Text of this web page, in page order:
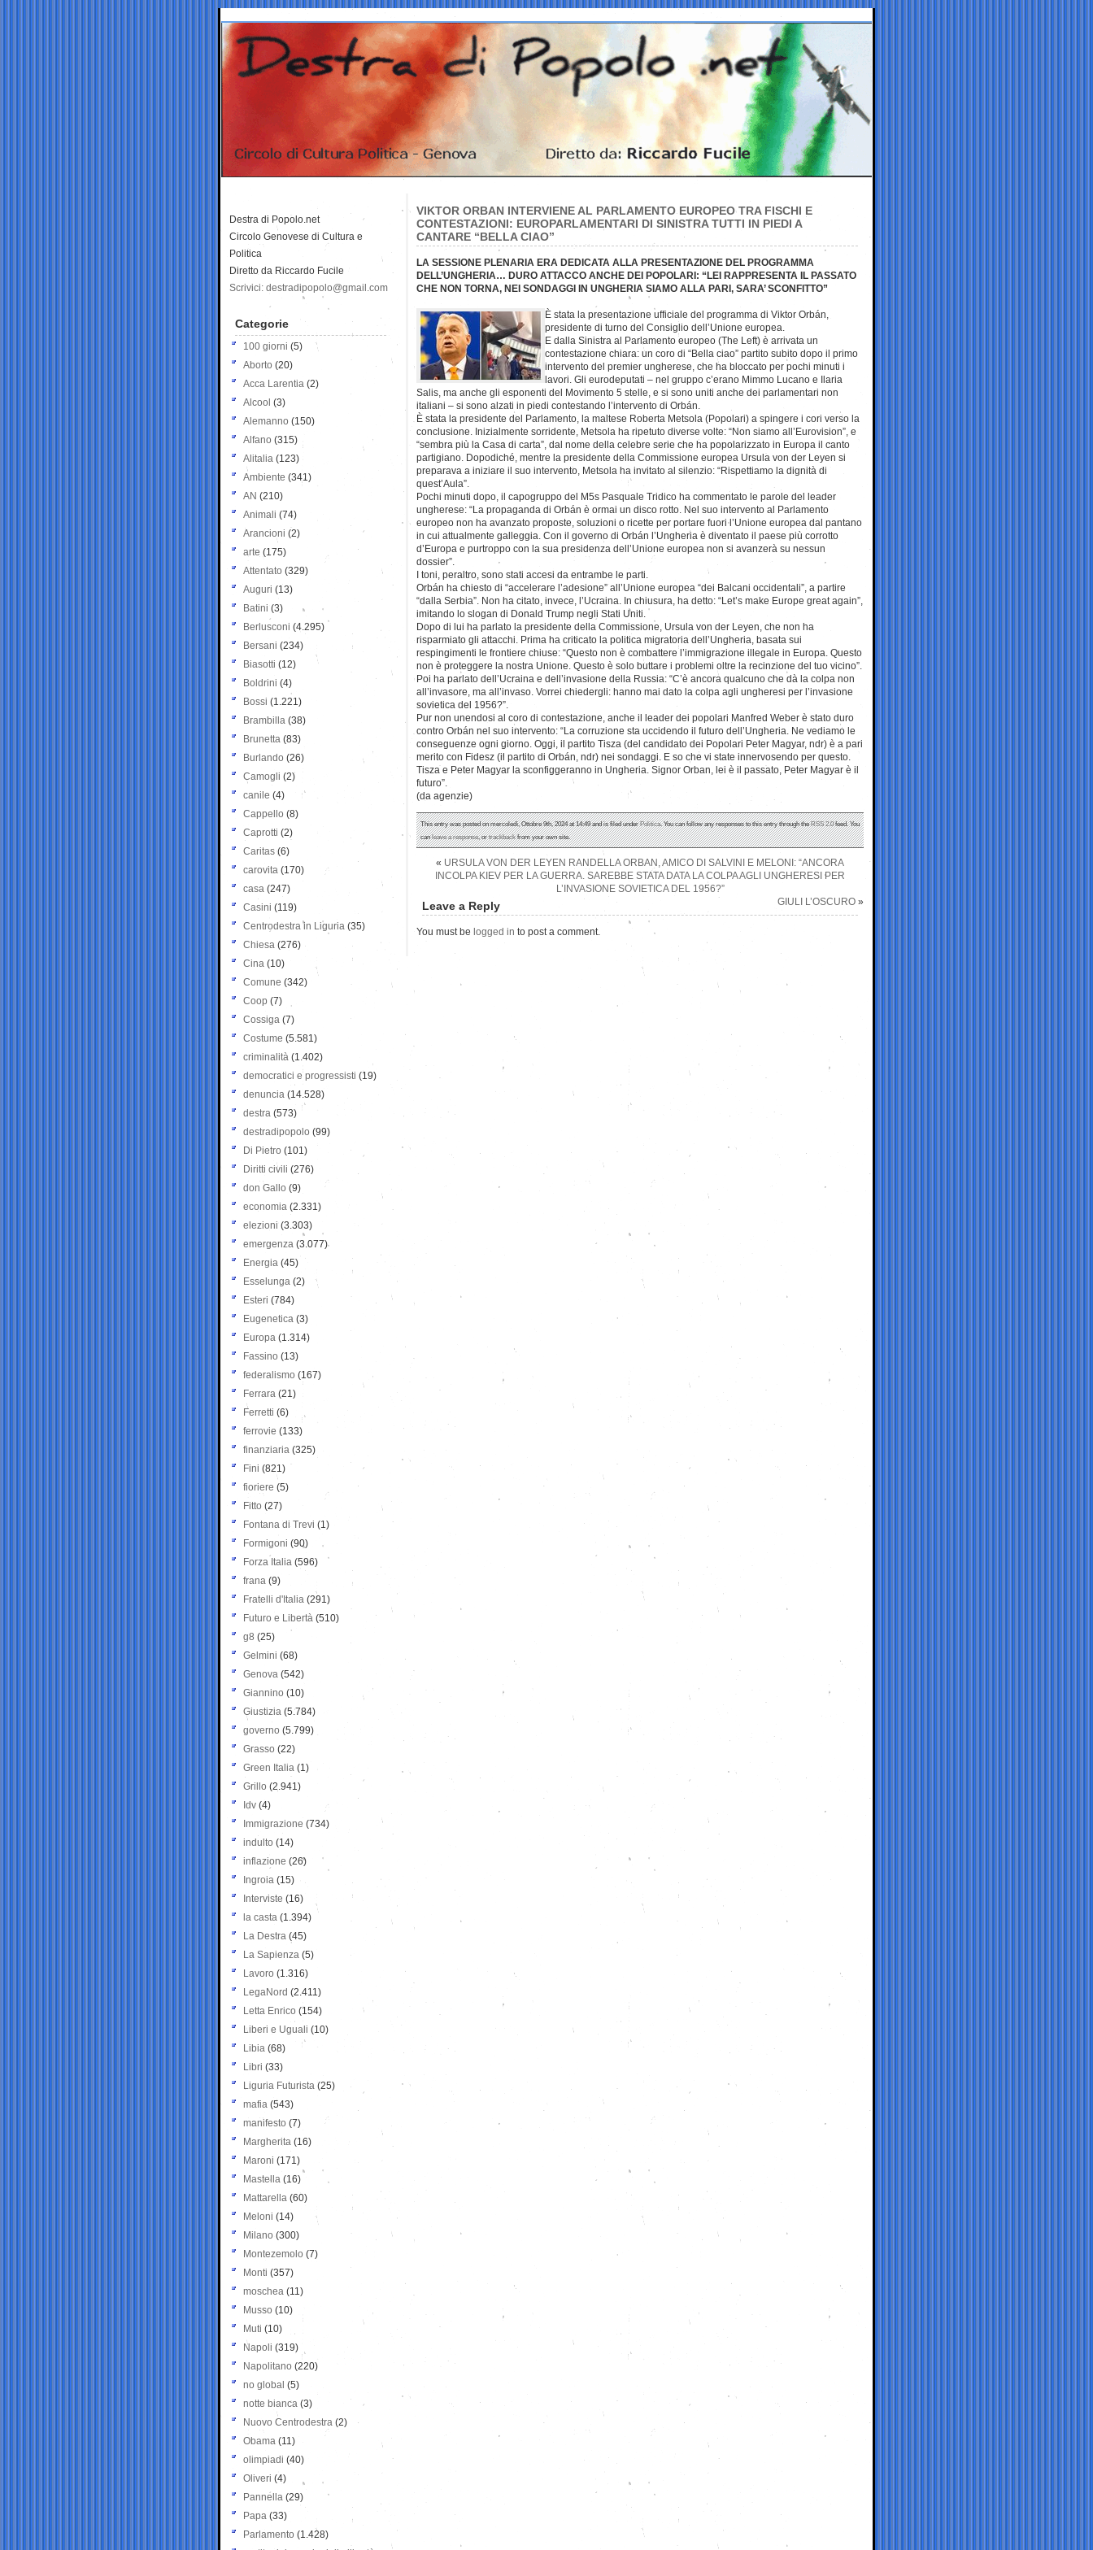
VIKTOR ORBAN INTERVIENE AL PARLAMENTO EUROPEO TRA FISCHI E
CONTESTAZIONI: EUROPARLAMENTARI DI SINISTRA TUTTI IN PIEDI A
CANTARE “BELLA CIAO”
LA SESSIONE PLENARIA ERA DEDICATA ALLA PRESENTAZIONE DEL PROGRAMMA
DELL’UNGHERIA… DURO ATTACCO ANCHE DEI POPOLARI: “LEI RAPPRESENTA IL PASSATO
CHE NON TORNA, NEI SONDAGGI IN UNGHERIA SIAMO ALLA PARI, SARA’ SCONFITTO”
È stata la presentazione ufficiale del programma di Viktor Orbán,
presidente di turno del Consiglio dell’Unione europea.
E dalla Sinistra al Parlamento europeo (The Left) è arrivata un
contestazione chiara: un coro di “Bella ciao” partito subito dopo il primo
intervento del premier ungherese, che ha bloccato per pochi minuti i
lavori. Gli eurodeputati – nel gruppo c’erano Mimmo Lucano e Ilaria
Salis, ma anche gli esponenti del Movimento 5 stelle, e si sono uniti anche dei parlamentari non
italiani – si sono alzati in piedi contestando l’intervento di Orbán.
È stata la presidente del Parlamento, la maltese Roberta Metsola (Popolari) a spingere i cori verso la
conclusione. Inizialmente sorridente, Metsola ha ripetuto diverse volte: “Non siamo all’Eurovision”, e
“sembra più la Casa di carta”, dal nome della celebre serie che ha popolarizzato in Europa il canto
partigiano. Dopodiché, mentre la presidente della Commissione europea Ursula von der Leyen si
preparava a iniziare il suo intervento, Metsola ha invitato al silenzio: “Rispettiamo la dignità di
quest’Aula”.
Pochi minuti dopo, il capogruppo del M5s Pasquale Tridico ha commentato le parole del leader
ungherese: “La propaganda di Orbán è ormai un disco rotto. Nel suo intervento al Parlamento
europeo non ha avanzato proposte, soluzioni o ricette per portare fuori l’Unione europea dal pantano
in cui attualmente galleggia. Con il governo di Orbán l’Ungheria è diventato il paese più corrotto
d’Europa e purtroppo con la sua presidenza dell’Unione europea non si avanzerà su nessun
dossier”.
I toni, peraltro, sono stati accesi da entrambe le parti.
Orbán ha chiesto di “accelerare l’adesione” all’Unione europea “dei Balcani occidentali”, a partire
“dalla Serbia”. Non ha citato, invece, l’Ucraina. In chiusura, ha detto: “Let’s make Europe great again”,
imitando lo slogan di Donald Trump negli Stati Uniti.
Dopo di lui ha parlato la presidente della Commissione, Ursula von der Leyen, che non ha
risparmiato gli attacchi. Prima ha criticato la politica migratoria dell’Ungheria, basata sui
respingimenti le frontiere chiuse: “Questo non è combattere l’immigrazione illegale in Europa. Questo
non è proteggere la nostra Unione. Questo è solo buttare i problemi oltre la recinzione del tuo vicino”.
Poi ha parlato dell’Ucraina e dell’invasione della Russia: “C’è ancora qualcuno che dà la colpa non
all’invasore, ma all’invaso. Vorrei chiedergli: hanno mai dato la colpa agli ungheresi per l’invasione
sovietica del 1956?”.
Pur non unendosi al coro di contestazione, anche il leader dei popolari Manfred Weber è stato duro
contro Orbán nel suo intervento: “La corruzione sta uccidendo il futuro dell’Ungheria. Ne vediamo le
conseguenze ogni giorno. Oggi, il partito Tisza (del candidato dei Popolari Peter Magyar, ndr) è a pari
merito con Fidesz (il partito di Orbán, ndr) nei sondaggi. E so che vi state innervosendo per questo.
Tisza e Peter Magyar la sconfiggeranno in Ungheria. Signor Orban, lei è il passato, Peter Magyar è il
futuro”.
(da agenzie)
This entry was posted on mercoledì, Ottobre 9th, 2024 at 14:49 and is filed underPolitica. You can follow any responses to this entry through theRSS 2.0feed. You
canleave a response, ortrackbackfrom your own site.
« URSULA VON DER LEYEN RANDELLA ORBAN, AMICO DI SALVINI E MELONI: “ANCORA
INCOLPA KIEV PER LA GUERRA. SAREBBE STATA DATA LA COLPA AGLI UNGHERESI PER
L’INVASIONE SOVIETICA DEL 1956?”
GIULI L’OSCURO »
Leave a Reply
You must be logged in to post a comment.
Destra di Popolo.net
Circolo Genovese di Cultura e
Politica
Diretto da Riccardo Fucile
Scrivici: destradipopolo@gmail.com
Categorie
100 giorni (5)
Aborto (20)
Acca Larentia (2)
Alcool (3)
Alemanno (150)
Alfano (315)
Alitalia (123)
Ambiente (341)
AN (210)
Animali (74)
Arancioni (2)
arte (175)
Attentato (329)
Auguri (13)
Batini (3)
Berlusconi (4.295)
Bersani (234)
Biasotti (12)
Boldrini (4)
Bossi (1.221)
Brambilla (38)
Brunetta (83)
Burlando (26)
Camogli (2)
canile (4)
Cappello (8)
Caprotti (2)
Caritas (6)
carovita (170)
casa (247)
Casini (119)
Centrodestra in Liguria (35)
Chiesa (276)
Cina (10)
Comune (342)
Coop (7)
Cossiga (7)
Costume (5.581)
criminalità (1.402)
democratici e progressisti (19)
denuncia (14.528)
destra (573)
destradipopolo (99)
Di Pietro (101)
Diritti civili (276)
don Gallo (9)
economia (2.331)
elezioni (3.303)
emergenza (3.077)
Energia (45)
Esselunga (2)
Esteri (784)
Eugenetica (3)
Europa (1.314)
Fassino (13)
federalismo (167)
Ferrara (21)
Ferretti (6)
ferrovie (133)
finanziaria (325)
Fini (821)
fioriere (5)
Fitto (27)
Fontana di Trevi (1)
Formigoni (90)
Forza Italia (596)
frana (9)
Fratelli d'Italia (291)
Futuro e Libertà (510)
g8 (25)
Gelmini (68)
Genova (542)
Giannino (10)
Giustizia (5.784)
governo (5.799)
Grasso (22)
Green Italia (1)
Grillo (2.941)
Idv (4)
Immigrazione (734)
indulto (14)
inflazione (26)
Ingroia (15)
Interviste (16)
la casta (1.394)
La Destra (45)
La Sapienza (5)
Lavoro (1.316)
LegaNord (2.411)
Letta Enrico (154)
Liberi e Uguali (10)
Libia (68)
Libri (33)
Liguria Futurista (25)
mafia (543)
manifesto (7)
Margherita (16)
Maroni (171)
Mastella (16)
Mattarella (60)
Meloni (14)
Milano (300)
Montezemolo (7)
Monti (357)
moschea (11)
Musso (10)
Muti (10)
Napoli (319)
Napolitano (220)
no global (5)
notte bianca (3)
Nuovo Centrodestra (2)
Obama (11)
olimpiadi (40)
Oliveri (4)
Pannella (29)
Papa (33)
Parlamento (1.428)